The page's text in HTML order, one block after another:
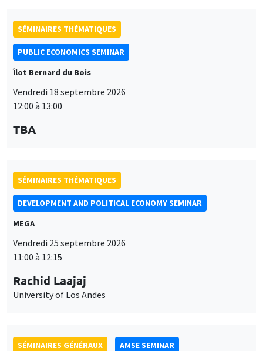
SÉMINAIRES THÉMATIQUES
PUBLIC ECONOMICS SEMINAR
Îlot Bernard du Bois
Vendredi 18 septembre 2026
12:00 à 13:00
TBA
SÉMINAIRES THÉMATIQUES
DEVELOPMENT AND POLITICAL ECONOMY SEMINAR
MEGA
Vendredi 25 septembre 2026
11:00 à 12:15
Rachid Laajaj
University of Los Andes
SÉMINAIRES GÉNÉRAUX
AMSE SEMINAR